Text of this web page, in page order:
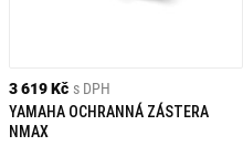
3 619 Kč s DPH
YAMAHA OCHRANNÁ ZÁSTERA
NMAX